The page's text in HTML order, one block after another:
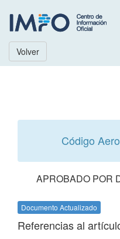
Volver
Código
APROBADO POR
Documento Actualizado
Referencias al